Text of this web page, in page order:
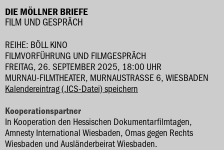
DIE MÖLLNER BRIEFE
FILM UND GESPRÄCH
REIHE: BÖLL KINO
FILMVORFÜHRUNG UND FILMGESPRÄCH
FREITAG, 26. SEPTEMBER 2025, 18:00 UHR
MURNAU-FILMTHEATER, MURNAUSTRASSE 6, WIESBADEN
Kalendereintrag (.ICS-Datei) speichern
Kooperationspartner
In Kooperation den Hessischen Dokumentarfilmtagen,
Amnesty International Wiesbaden, Omas gegen Rechts
Wiesbaden und Ausländerbeirat Wiesbaden.